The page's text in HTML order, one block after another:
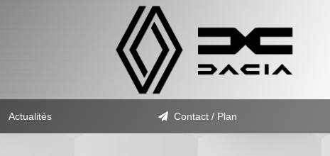
Actualités Contact / Plan